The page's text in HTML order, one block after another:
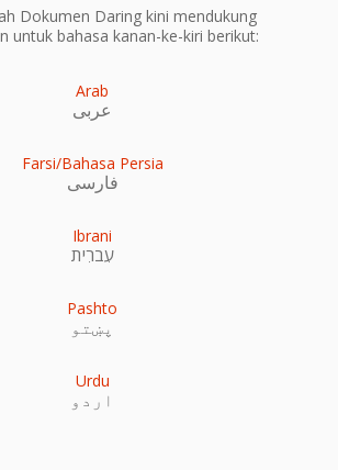
Dokumen Daring kini mendukung
untuk bahasa kanan-ke-kiri berikut:
Arab
عربى
Farsi/Bahasa Persia
فارسی
Ibrani
עִברִית
Pashto
پښتو
Urdu
اردو